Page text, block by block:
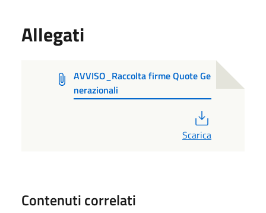
Allegati
AVVISO_Raccolta firme Quote Ge
nerazionali
Scarica
Contenuti correlati